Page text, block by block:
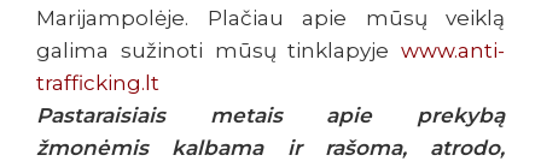
Marijampolėje. Plačiau apie mūsų veiklą
galima sužinoti mūsų tinklapyje www.anti-
trafficking.lt
Pastaraisiais metais apie prekybą
žmonėmis kalbama ir rašoma, atrodo,